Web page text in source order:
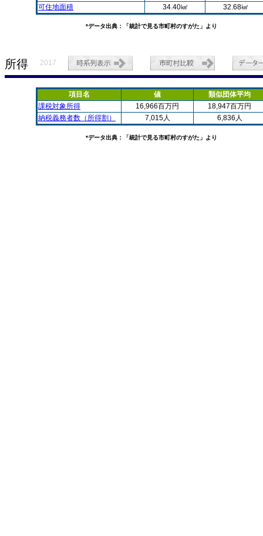
可住地面積 34.40㎢ 32.68㎢
*データ出典：「統計で見る市町村のすがた」より
所得 2017
項目名 値
類似団体平均
課税対象所得
16,966百万円
18,947百万円
納税義務者数（所得割）
7,015人 6,836人
*データ出典：「統計で見る市町村のすがた」より